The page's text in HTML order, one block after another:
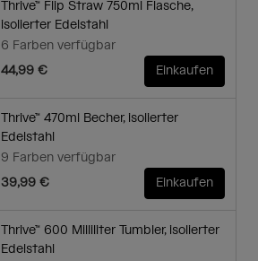
Thrive™ Flip Straw 750ml Flasche,
isolierter Edelstahl
6 Farben verfügbar
44,99 €
Einkaufen
Thrive™ 470ml Becher, isolierter
Edelstahl
9 Farben verfügbar
39,99 €
Einkaufen
Thrive™ 600 Milliliter Tumbler, isolierter
Edelstahl